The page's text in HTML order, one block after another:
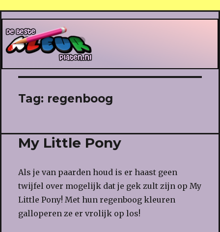
De Beste Kleurplaten
Tag: regenboog
My Little Pony
Als je van paarden houd is er haast geen
twijfel over mogelijk dat je gek zult zijn op My
Little Pony! Met hun regenboog kleuren
galloperen ze er vrolijk op los!